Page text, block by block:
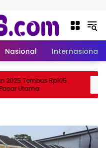
Nasional Internasional
Tembus Rp105
Utama